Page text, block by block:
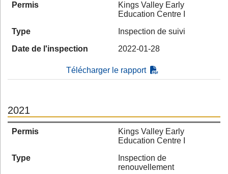
Permis
Kings Valley Early
Education Centre I
Type
Inspection de suivi
Date de l'inspection
2022-01-28
Télécharger le rapport
2021
Permis
Kings Valley Early
Education Centre I
Type
Inspection de
renouvellement